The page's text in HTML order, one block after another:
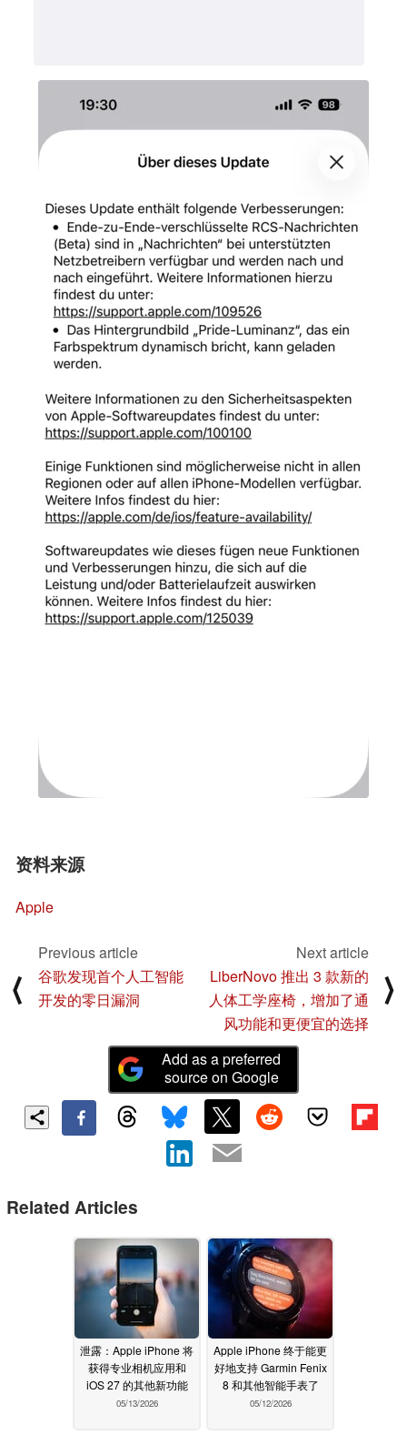
资料来源
Apple
⟨
Previous article
谷歌发现首个人工智能
开发的零日漏洞
Next article
LiberNovo 推出 3 款新的
人体工学座椅，增加了通
风功能和更便宜的选择
⟩
Add as a preferred
source on Google
Related Articles
泄露：Apple iPhone 将
获得专业相机应用和
iOS 27 的其他新功能
05/13/2026
Apple iPhone 终于能更
好地支持 Garmin Fenix
8 和其他智能手表了
05/12/2026